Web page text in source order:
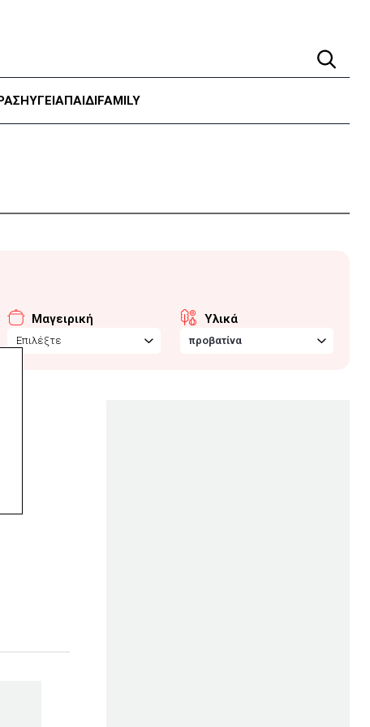
ΥΓΕΊΑΠΑΙΔΙFAMILY
Μαγειρική
Επιλέξτε
Υλικά
προβατίνα